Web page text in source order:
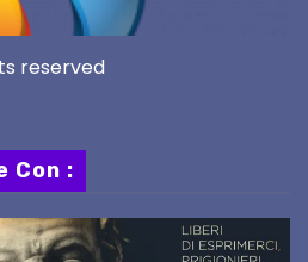
reserved
Con :